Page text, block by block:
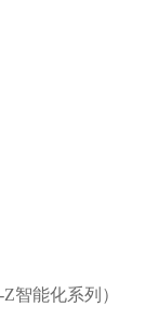
智能化系列）